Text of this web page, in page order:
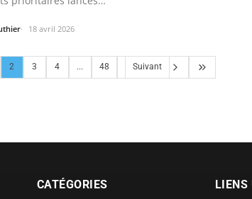
18 avril 2026
2 3 4 ... 48 Suivant
CATÉGORIES LIENS